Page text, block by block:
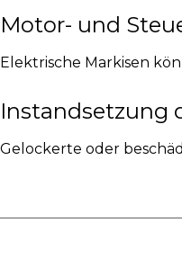
Motor- und
Elektrische Markisen
Instandsetzung
Gelockerte oder